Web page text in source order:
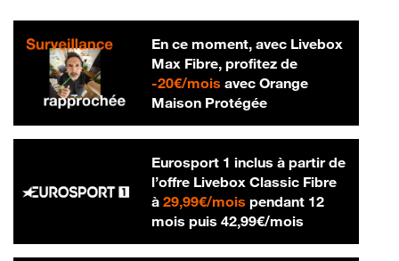
En ce moment, avec Livebox
Max Fibre, profitez de
-20€/mois20 € par mois
avec Orange
Maison Protégée
Eurosport 1 inclus à partir de
l’offre Livebox Classic Fibre
à 29,99€/mois29,99 € par mois
pendant 12
mois puis 42,99€/mois42,99 € par